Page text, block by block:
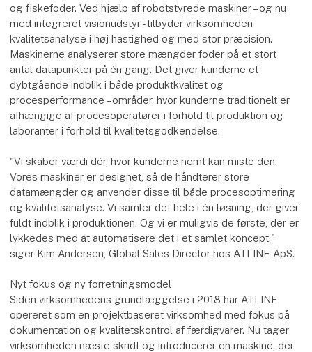
og fiskefoder. Ved hjælp af robotstyrede maskiner – og nu
med integreret visionudstyr - tilbyder virksomheden
kvalitetsanalyse i høj hastighed og med stor præcision.
Maskinerne analyserer store mængder foder på et stort
antal datapunkter på én gang. Det giver kunderne et
dybtgående indblik i både produktkvalitet og
procesperformance – områder, hvor kunderne traditionelt er
afhængige af procesoperatører i forhold til produktion og
laboranter i forhold til kvalitetsgodkendelse.
"Vi skaber værdi dér, hvor kunderne nemt kan miste den.
Vores maskiner er designet, så de håndterer store
datamængder og anvender disse til både procesoptimering
og kvalitetsanalyse. Vi samler det hele i én løsning, der giver
fuldt indblik i produktionen. Og vi er muligvis de første, der er
lykkedes med at automatisere det i et samlet koncept,"
siger Kim Andersen, Global Sales Director hos ATLINE ApS.
Nyt fokus og ny forretningsmodel
Siden virksomhedens grundlæggelse i 2018 har ATLINE
opereret som en projektbaseret virksomhed med fokus på
dokumentation og kvalitetskontrol af færdigvarer. Nu tager
virksomheden næste skridt og introducerer en maskine, der